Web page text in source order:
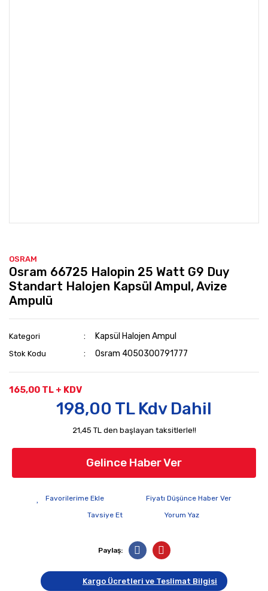
OSRAM
Osram 66725 Halopin 25 Watt G9 Duy
Standart Halojen Kapsül Ampul, Avize
Ampulü
Kategori Kapsül Halojen Ampul
Stok Kodu Osram 4050300791777
165,00 TL + KDV
198,00 TL Kdv Dahil
21,45 TL den başlayan taksitlerle!!
Gelince Haber Ver
Fiyatı Düşünce Haber Ver
Tavsiye Et
Yorum Yaz
Paylaş:
Kargo Ücretleri ve Teslimat Bilgisi